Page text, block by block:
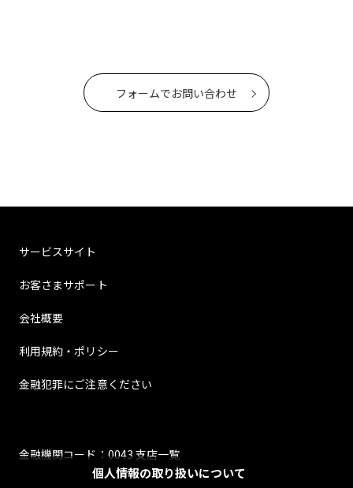
個人情報の取り扱いについて
フォームでお問い合わせ
サービスサイト
お客さまサポート
会社概要
利用規約・ポリシー
金融犯罪にご注意ください
金融機関コード：0043 支店一覧